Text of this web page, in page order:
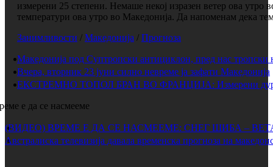
измерени 25 степени. Немаше некој изразен ветер ова
температури ова утро во Македонија. Да напоменам дека
Занимливости / Македонија / Прогноза
Македонија под Суптропски антициклон, пред нас тропски
Вчера, вторник 23 јуни силно невреме ја зафати Македонија
ЕКСТРЕМНО ТОПОЛ БРАН ВО ФРАНЦИЈА: Измерени дури
е да се насмееме
(ВИДЕО) ВРЕМЕ Е ДА СЕ НАСМЕЕМЕ: СНЕГ ШИБА –
Австралиска телевизија давала временска прогноза на